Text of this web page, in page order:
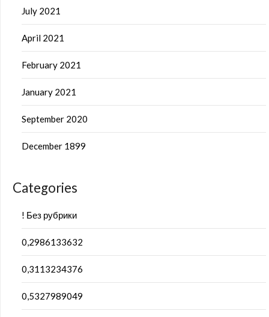
July 2021
April 2021
February 2021
January 2021
September 2020
December 1899
Categories
! Без рубрики
0,2986133632
0,3113234376
0,5327989049